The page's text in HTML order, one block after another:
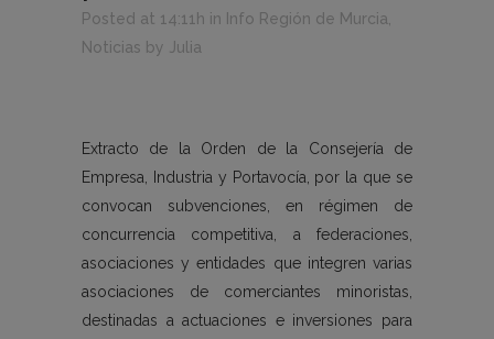
Posted at 14:11h in Info Región de Murcia
Noticias by Julia
Extracto de la Orden de la Consejería de
Empresa, Industria y Portavocía, por la que se
convocan subvenciones, en régimen de
concurrencia competitiva, a federaciones,
asociaciones y entidades que integren varias
asociaciones de comerciantes minoristas,
destinadas a actuaciones e inversiones para